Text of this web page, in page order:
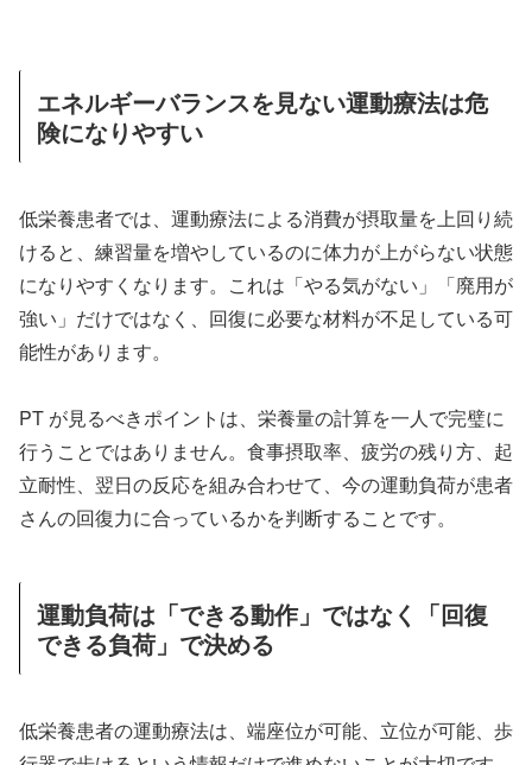
エネルギーバランスを見ない運動療法は危
険になりやすい
低栄養患者では、運動療法による消費が摂取量を上回り続
けると、練習量を増やしているのに体力が上がらない状態
になりやすくなります。これは「やる気がない」「廃用が
強い」だけではなく、回復に必要な材料が不足している可
能性があります。
PT が見るべきポイントは、栄養量の計算を一人で完璧に
行うことではありません。食事摂取率、疲労の残り方、起
立耐性、翌日の反応を組み合わせて、今の運動負荷が患者
さんの回復力に合っているかを判断することです。
運動負荷は「できる動作」ではなく「回復
できる負荷」で決める
低栄養患者の運動療法は、端座位が可能、立位が可能、歩